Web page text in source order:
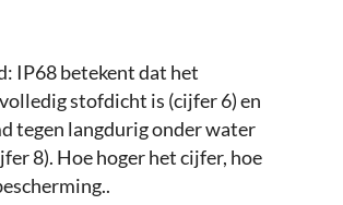
IP68 betekent dat het
stofdicht is (cijfer 6) en
tegen langdurig onder water
8). Hoe hoger het cijfer, hoe